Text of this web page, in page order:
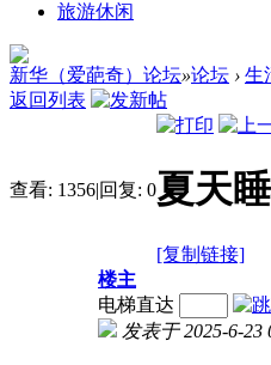
旅游休闲
新华（爱葩奇）论坛»论坛 › 生
返回列表
查看: 1356|回复: 0夏天
[复制链接]
楼主
电梯直达
发表于 2025-6-23